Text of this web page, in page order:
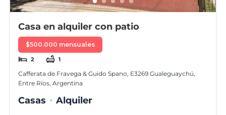
Casa en alquiler con patio
$500.000 mensuales
2 1
Cafferata de Fravega & Guido Spano, E3269 Gualeguaychú,
Entre Ríos, Argentina
Casas Alquiler